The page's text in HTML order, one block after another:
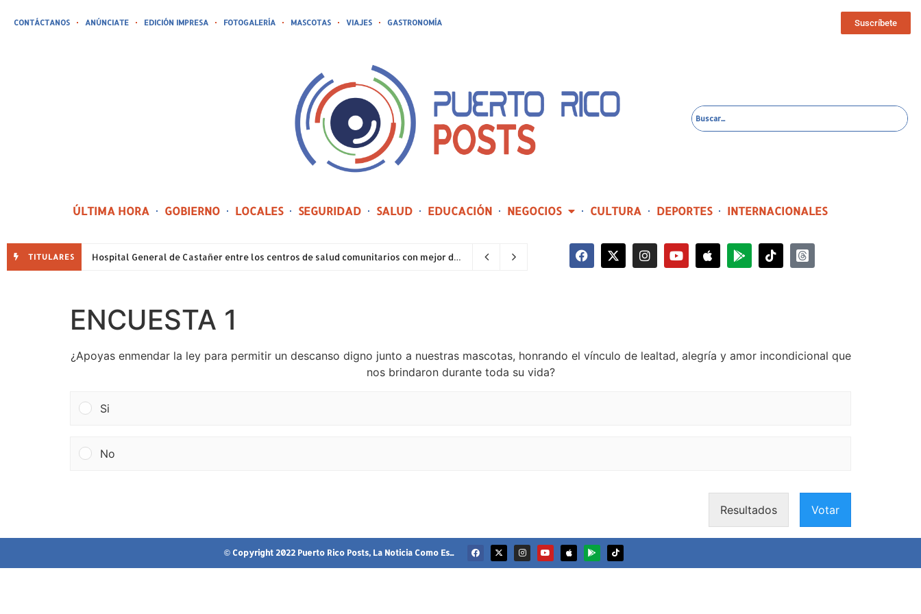
CONTÁCTANOS ANÚNCIATE EDICIÓN IMPRESA FOTOGALERÍA MASCOTAS VIAJES GASTRONOMÍA Suscríbete
ÚLTIMA HORA GOBIERNO LOCALES SEGURIDAD SALUD EDUCACIÓN NEGOCIOS CULTURA DEPORTES INTERNACIONALES
TITULARES Hospital General de Castañer entre los centros de salud comunitarios con mejor desempeño clínico de Estados Unidos 4 horas ago
ENCUESTA 1
¿Apoyas enmendar la ley para permitir un descanso digno junto a nuestras mascotas, honrando el vínculo de lealtad, alegría y amor incondicional que
nos brindaron durante toda su vida?
Si
No
Resultados Votar
© Copyright 2022 Puerto Rico Posts, La Noticia Como Es...